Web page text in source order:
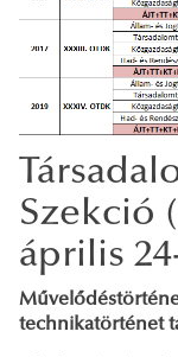
Szekció
április
technikatörténet